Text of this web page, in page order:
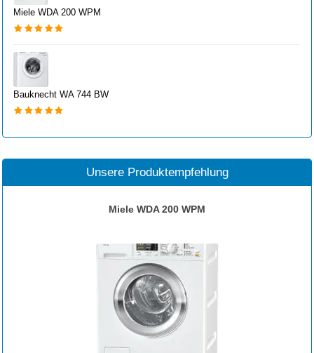
Miele WDA 200 WPM
Bauknecht WA 744 BW
Unsere Produktempfehlung
Miele WDA 200 WPM